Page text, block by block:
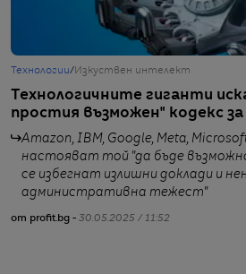
Технологии/ Изкуствен интелект
Технологичните гиганти
простия възможен" кодекс
Amazon, IBM, Google, Meta,
настояват той "да бъде
се избегнат излишни доклади и
административна тежест"
от profit.bg - 30.05.2025 / 11:52